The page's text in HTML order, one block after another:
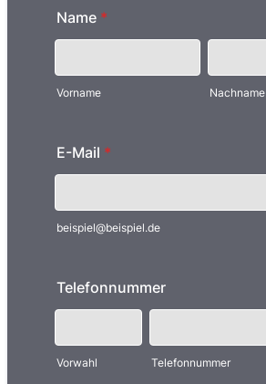
Name *
Vorname Nachname
E-Mail *
beispiel@beispiel.de
Telefonnummer
Vorwahl Telefonnummer